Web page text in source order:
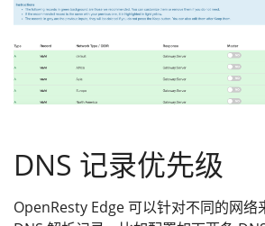
DNS 记录优先级
OpenResty Edge 可以针对不同的网络